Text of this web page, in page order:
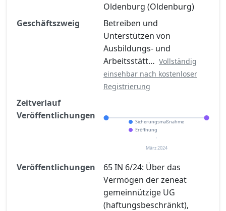
Oldenburg (Oldenburg)
Geschäftszweig
Betreiben und
Unterstützen von
Ausbildungs- und
Arbeitsstätt… Vollständig
einsehbar nach kostenloser
Registrierung
Zeitverlauf
Veröffentlichungen
Sicherungsmaßnahme
Eröffnung
März 2024
Veröffentlichungen
65 IN 6/24: Über das
Vermögen der zeneat
gemeinnützige UG
(haftungsbeschränkt),